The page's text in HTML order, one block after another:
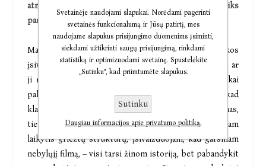
atmosferiškumas pasirodė svarbus? Ar jis išliks
pasirodant gyvai?
Man patinka tiek skaitant, tiek klausant muzikos
įsivaizduot aplinką: tuo metu lyja, o gal šviečia saulė, ar
ji ryški, kokie plakatai kambary ant sienos. Savotiškai
pabandžiau perteikti ir savo pasakojimą, kad
klausytojas galvoje matytų tarsi filmą. Tiek įrašydamas,
tiek atlikdamas gyvai aš muzikantų prašau: nesistengiam
laikytis griežtų struktūrų, įsivaizduojam, kad garsinam
nebylųjį filmą, – visi tarsi žinom istoriją, bet pabandykit
Svetainėje naudojami slapukai. Norėdami pagerinti
svetainės funkcionalumą ir Jūsų patirtį, mes
naudojame slapukus prisijungimo duomenims įsiminti,
siekdami užtikrinti saugų prisijungimą, rinkdami
statistiką ir optimizuodami svetainę. Spustelėkite
„Sutinku“, kad priimtumėte slapukus.
Sutinku
Daugiau informacijos apie privatumo politiką.